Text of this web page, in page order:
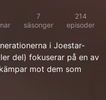
7
säsonger
214
episoder
i Joestar-
del) fokuserar på en av
mot dem som